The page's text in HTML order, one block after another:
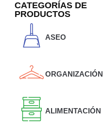
CATEGORÍAS DE
PRODUCTOS
ASEO
ORGANIZACIÓN
ALIMENTACIÓN